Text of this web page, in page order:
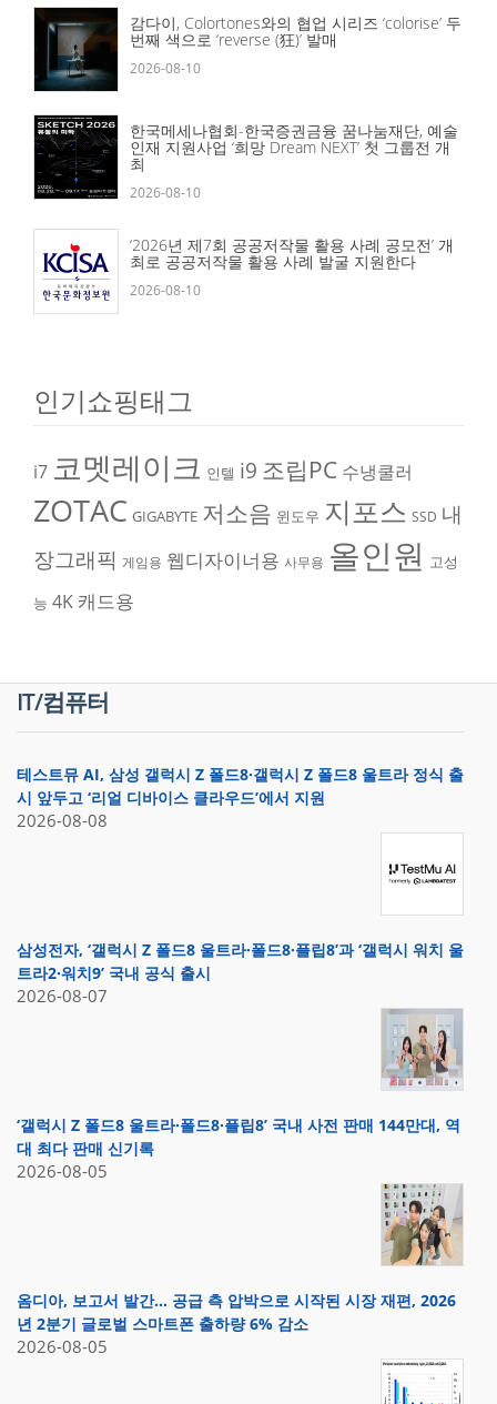
감다이, Colortones와의 협업 시리즈 ‘colorise’ 두
번째 색으로 ‘reverse (狂)’ 발매
2026-08-10
한국메세나협회-한국증권금융 꿈나눔재단, 예술
인재 지원사업 ‘희망 Dream NEXT’ 첫 그룹전 개
최
2026-08-10
‘2026년 제7회 공공저작물 활용 사례 공모전’ 개
최로 공공저작물 활용 사례 발굴 지원한다
2026-08-10
인기쇼핑태그
i7 코멧레이크 인텔 i9 조립PC 수냉쿨러
ZOTAC GIGABYTE 저소음 윈도우 지포스 SSD 내
장그래픽 게임용 웹디자이너용 사무용 올인원 고성
능 4K 캐드용
IT/컴퓨터
테스트뮤 AI, 삼성 갤럭시 Z 폴드8·갤럭시 Z 폴드8 울트라 정식 출
시 앞두고 ‘리얼 디바이스 클라우드’에서 지원
2026-08-08
삼성전자, ‘갤럭시 Z 폴드8 울트라·폴드8·플립8’과 ‘갤럭시 워치 울
트라2·워치9’ 국내 공식 출시
2026-08-07
‘갤럭시 Z 폴드8 울트라·폴드8·플립8’ 국내 사전 판매 144만대, 역
대 최다 판매 신기록
2026-08-05
옴디아, 보고서 발간… 공급 측 압박으로 시작된 시장 재편, 2026
년 2분기 글로벌 스마트폰 출하량 6% 감소
2026-08-05